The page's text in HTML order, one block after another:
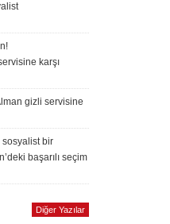
karşı
gizli servisine
sosyalist bir
başarılı seçim
Diğer Yazılar